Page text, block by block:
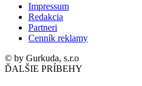
Impressum
Redakcia
Partneri
Cenník reklamy
© by Gurkuda, s.r.o
ĎALŠIE PRÍBEHY